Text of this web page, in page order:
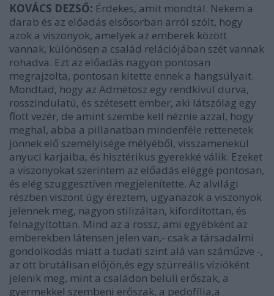
KOVÁCS DEZSŐ: Érdekes, amit mondtál. Nekem a
darab és az előadás elsősorban arról szólt, hogy
azok a viszonyok, amelyek az emberek között
vannak, különösen a család relációjában szét vannak
rohadva. Ezt az előadás nagyon pontosan
megrajzolta, pontosan kitette ennek a hangsúlyait.
Mondtad, hogy az Admétosz egy rendkívül durva,
rosszindulatú, és szétesett ember, aki látszólag egy
flott vezér, de amint szembe kell néznie azzal, hogy
meghal, abba a pillanatban mindenféle rettenetek
jönnek elő személyisége mélyéből, visszamenekül
anyuci karjaiba, és hisztérikus gyerekké válik. Ezeket
a viszonyokat szerintem az előadás eléggé pontosan,
és elég szuggesztíven megjelenítette. Az alvilági
részben viszont úgy éreztem, ugyanazok a viszonyok
jelennek meg, nagyon stilizáltan, kifordítottan, és
felnagyítottan. Mind az a rossz, ami egyébként az
emberekben látensen jelen van,- csak a társadalmi
gondolkodás miatt a tudati szint alá van száműzve -,
az ott brutálisan előjön,és egy szürreális vízióként
jelenik meg, mint a családon belüli erőszak, a
gyermekkel szembeni erőszak, a pedofília,a